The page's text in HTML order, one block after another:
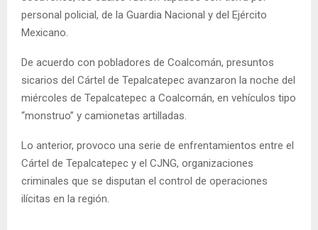
personal policial, de la Guardia Nacional y del Ejército
Mexicano.
De acuerdo con pobladores de Coalcomán, presuntos
sicarios del Cártel de Tepalcatepec avanzaron la noche del
miércoles de Tepalcatepec a Coalcomán, en vehículos tipo
“monstruo” y camionetas artilladas.
Lo anterior, provoco una serie de enfrentamientos entre el
Cártel de Tepalcatepec y el CJNG, organizaciones
criminales que se disputan el control de operaciones
ilícitas en la región.